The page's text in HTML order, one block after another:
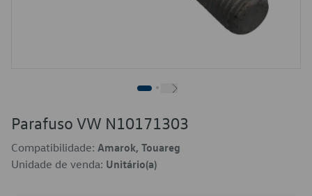
Parafuso VW N10171303
Compatibilidade: Amarok, Touareg
Unidade de venda: Unitário(a)